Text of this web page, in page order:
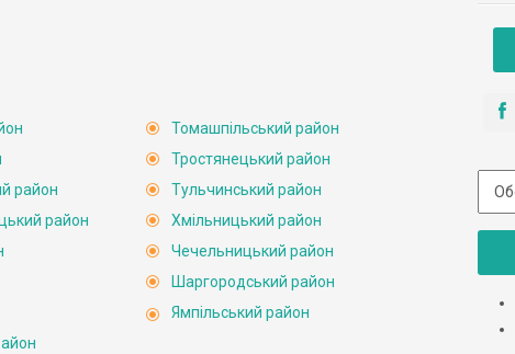
район
район
Томашпільський район
Тростянецький район
Тульчинський район
Хмільницький район
Чечельницький район
Шаргородський район
Ямпільський район